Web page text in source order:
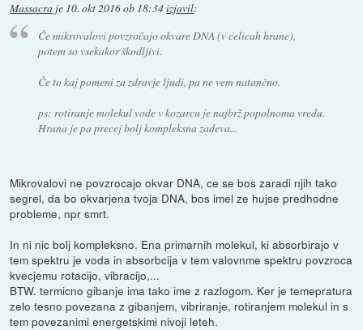
Massacra je 10. okt 2016 ob 18:34izjavil:
Če mikrovalovi povzročajo okvare DNA (v celicah hrane),
potem so vsekakor škodljivi.
Če to kaj pomeni za zdravje ljudi, pa ne vem natančno.
ps: rotiranje molekul vode v kozarcu je najbrž popolnoma vredu.
Hrana je pa precej bolj kompleksna zadeva...
Mikrovalovi ne povzrocajo okvar DNA, ce se bos zaradi njih tako
segrel, da bo okvarjena tvoja DNA, bos imel ze hujse predhodne
probleme, npr smrt.
In ni nic bolj kompleksno. Ena primarnih molekul, ki absorbirajo v
tem spektru je voda in absorbcija v tem valovnme spektru povzroca
kvecjemu rotacijo, vibracijo,...
BTW. termicno gibanje ima tako ime z razlogom. Ker je temepratura
zelo tesno povezana z gibanjem, vibriranje, rotiranjem molekul in s
tem povezanimi energetskimi nivoji leteh.